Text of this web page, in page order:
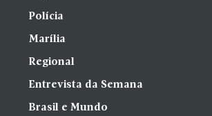
Polícia
Marília
Regional
Entrevista da Semana
Brasil e Mundo